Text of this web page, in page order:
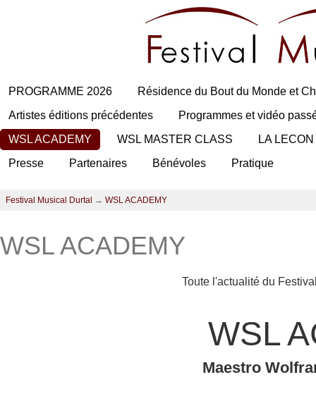
PROGRAMME 2026
Résidence du Bout du Monde et
Artistes éditions précédentes
Programmes et vidéo
WSL ACADEMY
WSL MASTER CLASS
LA
Presse
Partenaires Bénévoles Pratique
Festival Musical Durtal → WSL ACADEMY
WSL ACADEMY
Toute l'actualité du
WSL
Maestro